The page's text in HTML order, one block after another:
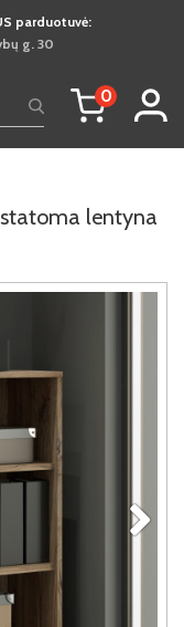
parduotuvė:
g. 30
0
lentyna